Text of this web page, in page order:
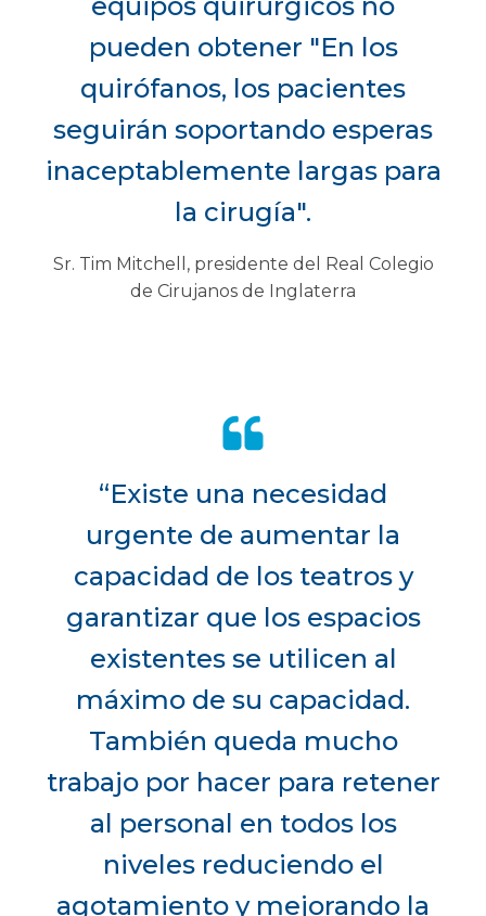
pueden obtener "En los
quirófanos, los pacientes
seguirán soportando esperas
inaceptablemente largas para
la cirugía".
Sr. Tim Mitchell, presidente del Real Colegio
de Cirujanos de Inglaterra
“Existe una necesidad
urgente de aumentar la
capacidad de los teatros y
garantizar que los espacios
existentes se utilicen al
máximo de su capacidad.
También queda mucho
trabajo por hacer para retener
al personal en todos los
niveles reduciendo el
agotamiento y mejorando la